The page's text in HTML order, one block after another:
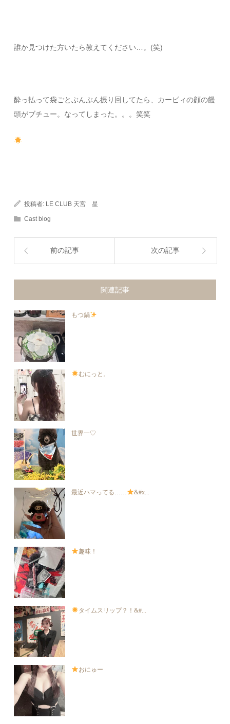
誰か見つけた方いたら教えてください…。(笑)
酔っ払って袋ごとぶんぶん振り回してたら、カービィの顔の饅
頭がブチュー。なってしまった。。。笑笑
投稿者: LE CLUB 天宮 星
Cast blog
前の記事 次の記事
関連記事
もつ鍋
むにっと。
世界一♡
最近ハマってる…… &#x...
趣味！
タイムスリップ？！&#...
おにゅー